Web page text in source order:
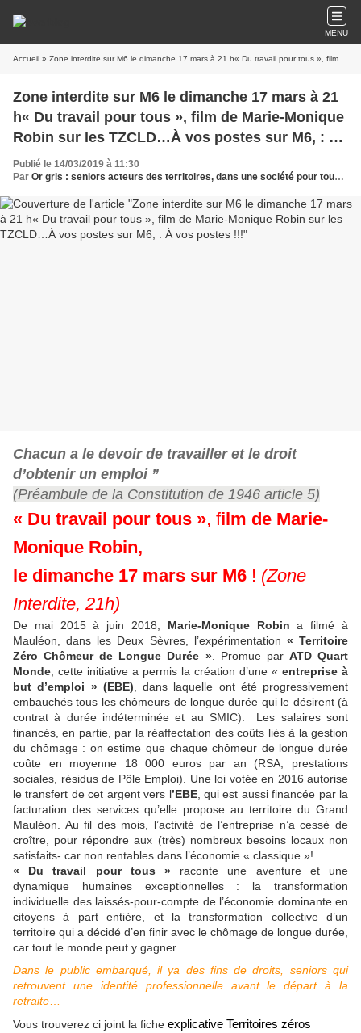
MENU
Accueil » Zone interdite sur M6 le dimanche 17 mars à 21 h« Du travail pour tous », film de Marie-Monique Robin sur les TZCLD…À vos postes sur M6, : À vos postes !!!
Zone interdite sur M6 le dimanche 17 mars à 21
h« Du travail pour tous », film de Marie-Monique
Robin sur les TZCLD…À vos postes sur M6, : À
vos postes !!!
Publié le 14/03/2019 à 11:30
Par Or gris : seniors acteurs des territoires, dans une société pour tous les âges
Chacun a le devoir de travailler et le droit
d’obtenir un emploi ”
(Préambule de la Constitution de 1946 article 5)
« Du travail pour tous », film de Marie-
Monique Robin,
le dimanche 17 mars sur M6 ! (Zone
Interdite, 21h)
De mai 2015 à juin 2018, Marie-Monique Robin a filmé à
Mauléon, dans les Deux Sèvres, l’expérimentation « Territoire
Zéro Chômeur de Longue Durée ». Promue par ATD Quart
Monde , cette initiative a permis la création d’une « entreprise à
but d’emploi » (EBE) , dans laquelle ont été progressivement
embauchés tous les chômeurs de longue durée qui le désirent (à
contrat à durée indéterminée et au SMIC). Les salaires sont
financés, en partie, par la réaffectation des coûts liés à la gestion
du chômage : on estime que chaque chômeur de longue durée
coûte en moyenne 18 000 euros par an (RSA, prestations
sociales, résidus de Pôle Emploi). Une loi votée en 2016 autorise
le transfert de cet argent vers l’EBE, qui est aussi financée par la
facturation des services qu’elle propose au territoire du Grand
Mauléon. Au fil des mois, l’activité de l’entreprise n’a cessé de
croître, pour répondre aux (très) nombreux besoins locaux non
satisfaits- car non rentables dans l’économie « classique »!
« Du travail pour tous » raconte une aventure et une
dynamique humaines exceptionnelles : la transformation
individuelle des laissés-pour-compte de l’économie dominante en
citoyens à part entière, et la transformation collective d’un
territoire qui a décidé d’en finir avec le chômage de longue durée,
car tout le monde peut y gagner…
Dans le public embarqué, il ya des fins de droits, seniors qui
retrouvent une identité professionnelle avant le départ à la
retraite
Vous trouverez ci joint la fiche explicative Territoires zéros